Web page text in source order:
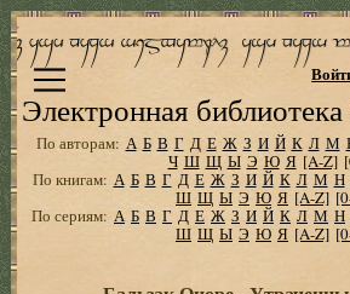
Электронная
По авторам: А Б В Г Д Е Ж З И Й К Л М
Ч Ш Щ Ы Э Ю Я [A-Z]
По книгам: А Б В Г Д Е Ж З И Й К Л М Н
Ш Щ Ы Э Ю Я [A-Z]
По сериям: А Б В Г Д Е Ж З И Й К Л М Н
Ш Щ Ы Э Ю Я [A-Z]